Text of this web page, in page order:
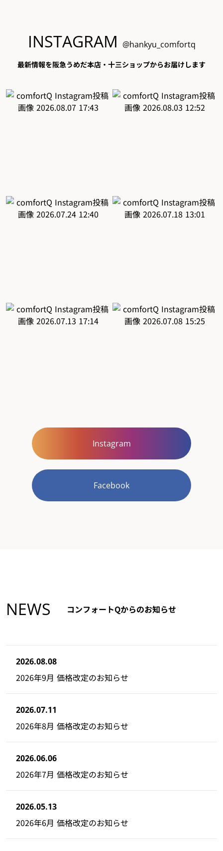
INSTAGRAM @hankyu_comfortq
最新情報を阪急うめだ本店・十三ショップからお届けします
Instagram
Facebook
NEWS コンフォートQからのお知らせ
2026.08.08
2026年9月 価格改定のお知らせ
2026.07.11
2026年8月 価格改定のお知らせ
2026.06.06
2026年7月 価格改定のお知らせ
2026.05.13
2026年6月 価格改定のお知らせ